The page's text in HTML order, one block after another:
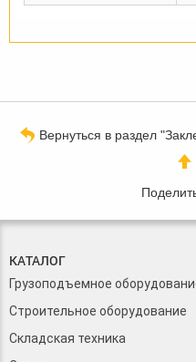
Вернуться в раздел
КАТАЛОГ
Грузоподъемное
Строительное оборудование
Складская техника